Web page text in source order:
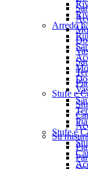
Arredo
Stufe e
Stufe e
Su